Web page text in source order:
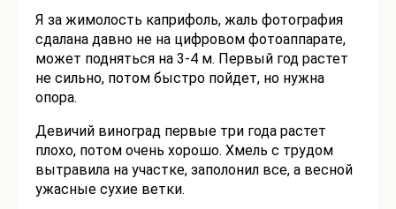
Я за жимолость каприфоль, жаль фотография
сдалана давно не на цифровом фотоаппарате,
может подняться на 3-4 м. Первый год растет
не сильно, потом быстро пойдет, но нужна
опора.
Девичий виноград первые три года растет
плохо, потом очень хорошо. Хмель с трудом
вытравила на участке, заполонил все, а весной
ужасные сухие ветки.